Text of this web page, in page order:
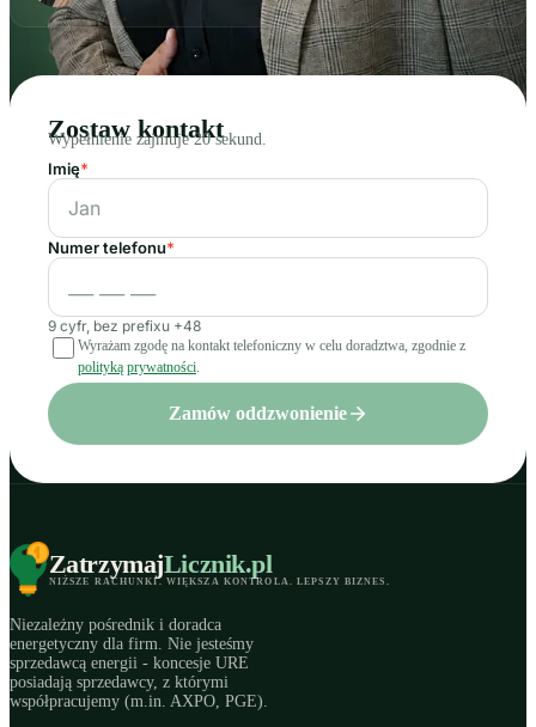
Zostaw kontakt
Wypełnienie zajmuje 20 sekund.
Imię*
Numer telefonu*
9 cyfr, bez prefixu +48
Wyrażam zgodę na kontakt telefoniczny w celu doradztwa, zgodnie z
polityką prywatności.
Zamów oddzwonienie
ZatrzymajLicznik.pl
NIŻSZE RACHUNKI. WIĘKSZA KONTROLA. LEPSZY BIZNES .
Niezależny pośrednik i doradca
energetyczny dla firm. Nie jesteśmy
sprzedawcą energii - koncesje URE
posiadają sprzedawcy, z którymi
współpracujemy (m.in. AXPO, PGE).